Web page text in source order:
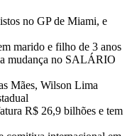
no GP de Miami, e
marido e filho de 3 anos
mudança no SALÁRIO
Mães, Wilson Lima
R$ 26,9 bilhões e tem